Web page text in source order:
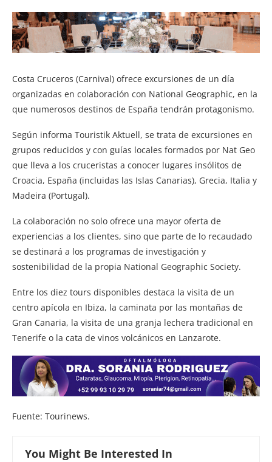
Costa Cruceros (Carnival) ofrece excursiones de un día
organizadas en colaboración con National Geographic, en la
que numerosos destinos de España tendrán protagonismo.
Según informa Touristik Aktuell, se trata de excursiones en
grupos reducidos y con guías locales formados por Nat Geo
que lleva a los cruceristas a conocer lugares insólitos de
Croacia, España (incluidas las Islas Canarias), Grecia, Italia y
Madeira (Portugal).
La colaboración no solo ofrece una mayor oferta de
experiencias a los clientes, sino que parte de lo recaudado
se destinará a los programas de investigación y
sostenibilidad de la propia National Geographic Society.
Entre los diez tours disponibles destaca la visita de un
centro apícola en Ibiza, la caminata por las montañas de
Gran Canaria, la visita de una granja lechera tradicional en
Tenerife o la cata de vinos volcánicos en Lanzarote.
Fuente: Tourinews.
You Might Be Interested In